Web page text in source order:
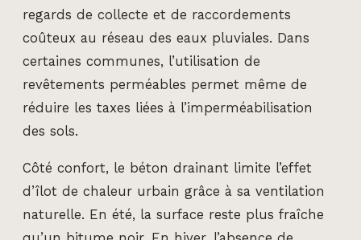
regards de collecte et de raccordements
coûteux au réseau des eaux pluviales. Dans
certaines communes, l’utilisation de
revêtements perméables permet même de
réduire les taxes liées à l’imperméabilisation
des sols.
Côté confort, le béton drainant limite l’effet
d’îlot de chaleur urbain grâce à sa ventilation
naturelle. En été, la surface reste plus fraîche